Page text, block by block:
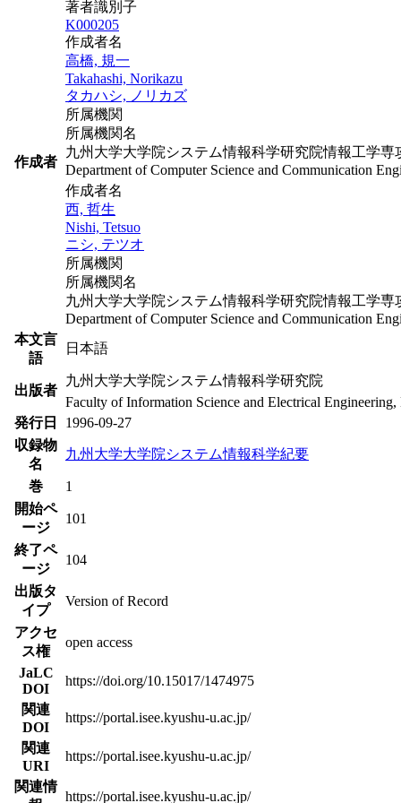
作成者
著者識別子
K000205
作成者名
高橋, 規一
Takahashi, Norikazu
タカハシ, ノリカズ
所属機関
所属機関名
九州大学大学院システム情報科学研究院情報工学専
Department of Computer Science and Communication
作成者名
西, 哲生
Nishi, Tetsuo
ニシ, テツオ
所属機関
所属機関名
九州大学大学院システム情報科学研究院情報工学専
Department of Computer Science and Communication
本文言
語
日本語
出版者
九州大学大学院システム情報科学研究院
Faculty of Information Science and Electrical
発行日
1996-09-27
収録物
名
九州大学大学院システム情報科学紀要
巻
1
開始ペ
ージ
101
終了ペ
ージ
104
出版タ
イプ
Version of Record
アクセ
ス権
open access
JaLC
DOI
https://doi.org/10.15017/1474975
関連
DOI
https://portal.isee.kyushu-u.ac.jp/
関連
URI
https://portal.isee.kyushu-u.ac.jp/
関連情
https://portal.isee.kyushu-u.ac.jp/